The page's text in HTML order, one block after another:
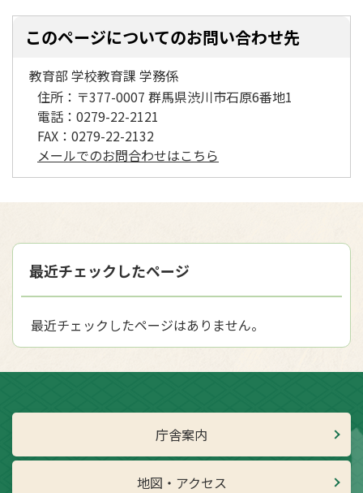
このページについてのお問い合わせ先
教育部 学校教育課 学務係
住所： 〒377-0007 群馬県渋川市石原6番地1
電話： 0279-22-2121
FAX： 0279-22-2132
メールでのお問合わせはこちら
最近チェックしたページ
最近チェックしたページはありません。
庁舎案内
地図・アクセス